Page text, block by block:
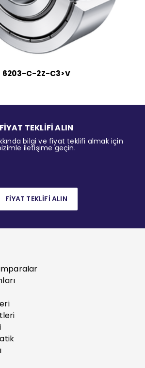
6203-C-2Z-C3>V
FİYAT TEKLİFİ ALIN
bilgi ve fiyat teklifi almak için
iletişime geçin.
FİYAT TEKLİFİ ALIN